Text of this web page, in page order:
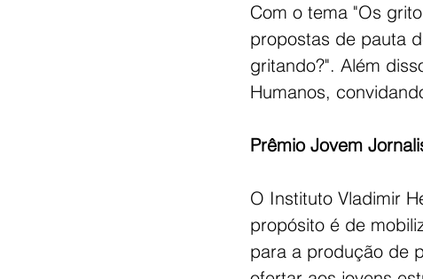
Com o tema "Os
propostas de pauta
gritando?". Além
Humanos,
Prêmio Jovem
O Instituto Vladimir
propósito é de
para a produção de